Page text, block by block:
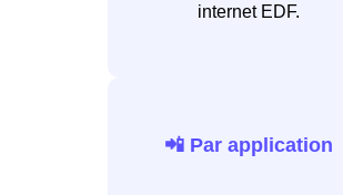
internet EDF.
📲 Par application